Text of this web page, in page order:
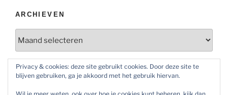
ARCHIEVEN
SOCIAL MEDIA
Privacy & cookies: deze site gebruikt cookies. Door deze site te
blijven gebruiken, ga je akkoord met het gebruik hiervan.